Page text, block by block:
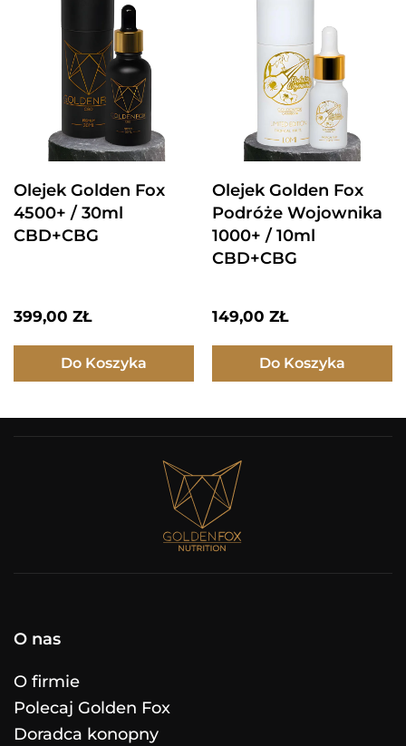
Olejek Golden Fox
4500+ / 30ml
CBD+CBG
399,00 ZŁ
Do Koszyka
Olejek Golden Fox
Podróże Wojownika
1000+ / 10ml
CBD+CBG
149,00 ZŁ
Do Koszyka
O nas
O firmie
Polecaj Golden Fox
Doradca konopny